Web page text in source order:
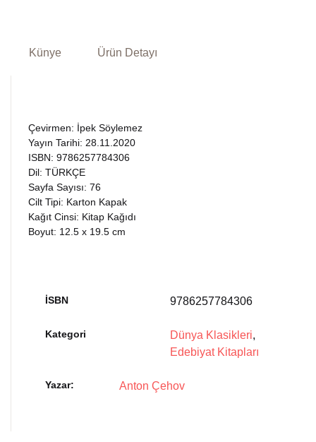
Künye Ürün Detayı
Çevirmen: İpek Söylemez
Yayın Tarihi: 28.11.2020
ISBN: 9786257784306
Dil: TÜRKÇE
Sayfa Sayısı: 76
Cilt Tipi: Karton Kapak
Kağıt Cinsi: Kitap Kağıdı
Boyut: 12.5 x 19.5 cm
İSBN 9786257784306
Kategori Dünya Klasikleri,
Edebiyat Kitapları
Yazar Anton Çehov